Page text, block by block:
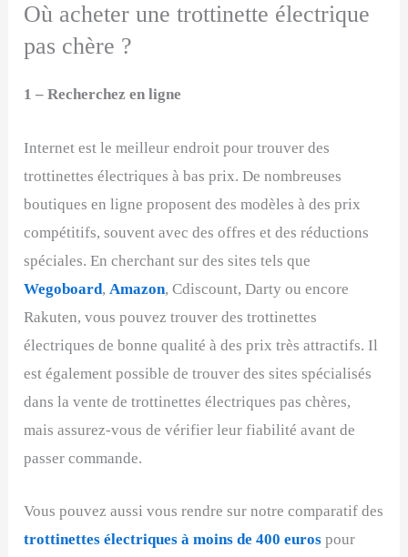
Où acheter une trottinette électrique
pas chère ?
1 – Recherchez en ligne
Internet est le meilleur endroit pour trouver des
trottinettes électriques à bas prix. De nombreuses
boutiques en ligne proposent des modèles à des prix
compétitifs, souvent avec des offres et des réductions
spéciales. En cherchant sur des sites tels que
Wegoboard, Amazon, Cdiscount, Darty ou encore
Rakuten, vous pouvez trouver des trottinettes
électriques de bonne qualité à des prix très attractifs. Il
est également possible de trouver des sites spécialisés
dans la vente de trottinettes électriques pas chères,
mais assurez-vous de vérifier leur fiabilité avant de
passer commande.
Vous pouvez aussi vous rendre sur notre comparatif des
trottinettes électriques à moins de 400 euros pour